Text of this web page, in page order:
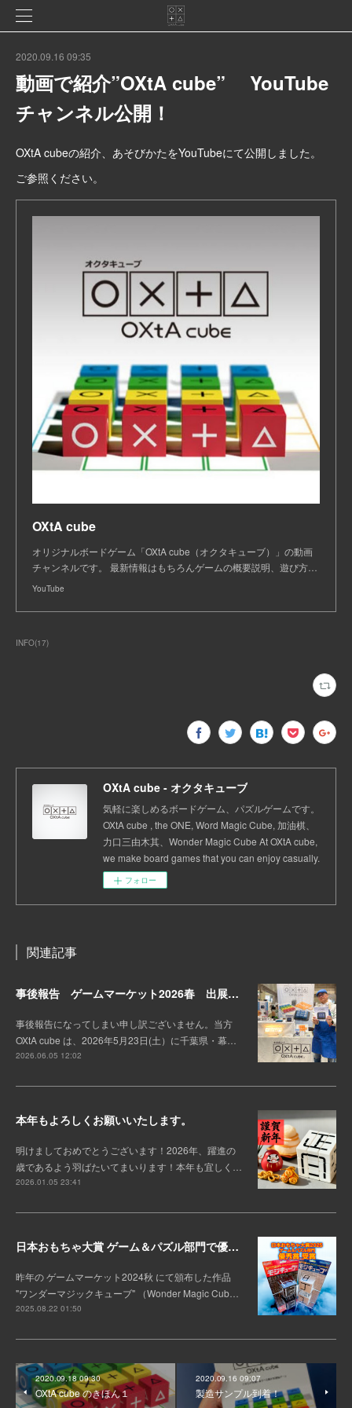
2020.09.16 09:35
動画で紹介”OXtA cube” YouTube
チャンネル公開！
OXtA cubeの紹介、あそびかたをYouTubeにて公開しました。
ご参照ください。
OXtA cube
オリジナルボードゲーム「OXtA cube（オクタキューブ）」の動画
チャンネルです。 最新情報はもちろんゲームの概要説明、遊び方…
YouTube
INFO(17)
OXtA cube - オクタキューブ
気軽に楽しめるボードゲーム、パズルゲームです。
OXtA cube , the ONE, Word Magic Cube, 加油棋、
力口三由木其、Wonder Magic Cube At OXtA cube,
we make board games that you can enjoy casually.
フォロー
関連記事
事後報告 ゲームマーケット2026春 出展しました。
事後報告になってしまい申し訳ございません。当方
OXtA cube は、2026年5月23日(土）に千葉県・幕…
2026.06.05 12:02
本年もよろしくお願いいたします。
明けましておめでとうございます！2026年、躍進の
歳であるよう羽ばたいてまいります！本年も宜しく…
2026.01.05 23:41
日本おもちゃ大賞 ゲーム＆パズル部門で優秀賞を受賞！
昨年の ゲームマーケット2024秋 にて頒布した作品
"ワンダーマジックキューブ" （Wonder Magic Cub…
2025.08.22 01:50
2020.09.18 09:30
OXtA cube のきほん１
2020.09.16 09:07
製造サンプル到着！